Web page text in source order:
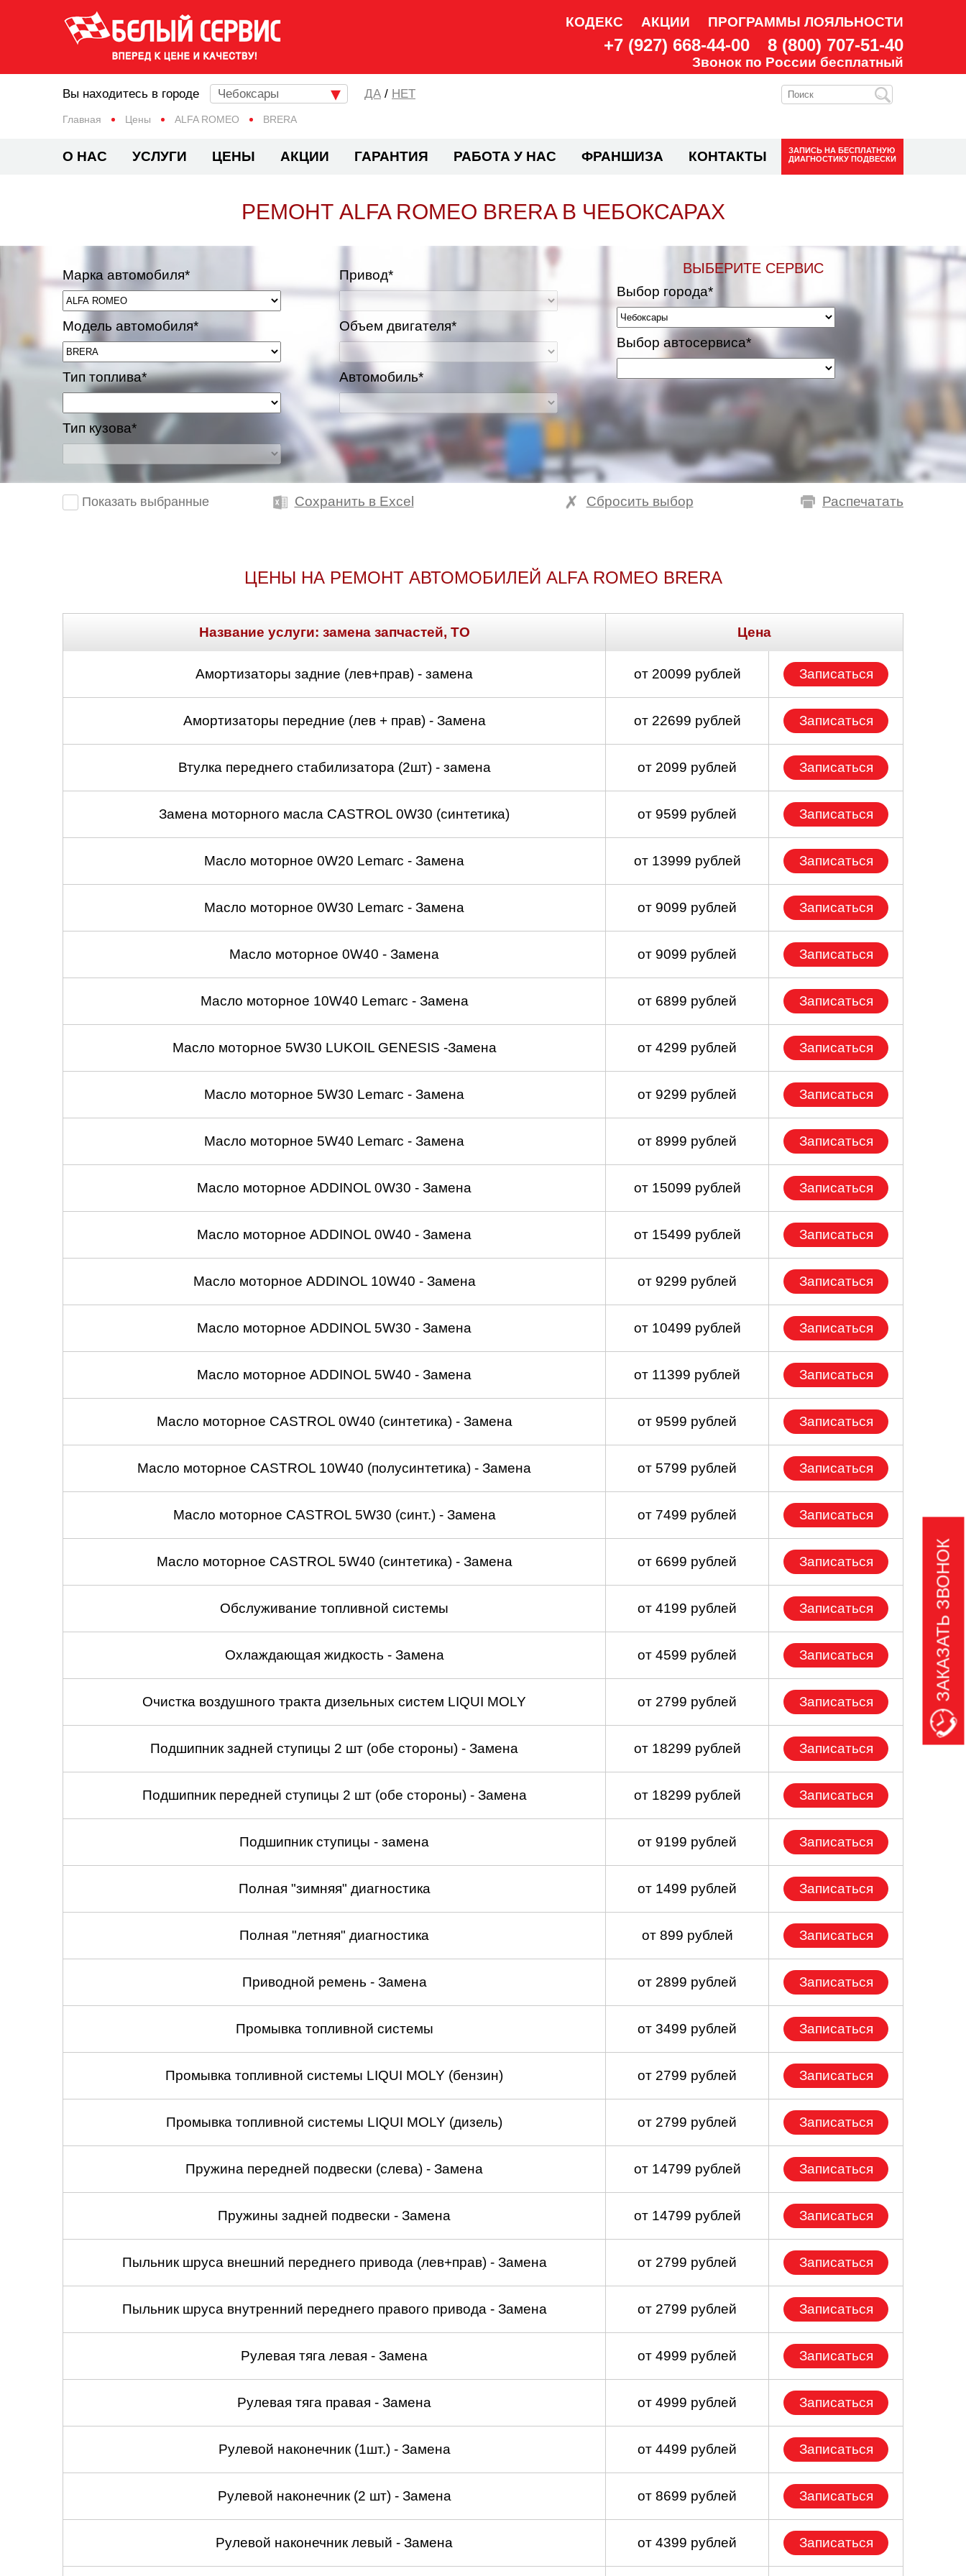
КОДЕКС АКЦИИ ПРОГРАММЫ ЛОЯЛЬНОСТИ
+7 (927) 668-44-00 8 (800) 707-51-40
Звонок по России бесплатный
Главная Цены ALFA ROMEO BRERA
Вы находитесь в городе Чебоксары / НЕТ
О НАС УСЛУГИ ЦЕНЫ АКЦИИ ГАРАНТИЯ РАБОТА У НАС ФРАНШИЗА КОНТАКТЫ ЗАПИСЬ НА БЕСПЛАТНУЮ
ДИАГНОСТИКУ ПОДВЕСКИ
РЕМОНТ ALFA ROMEO BRERA В ЧЕБОКСАРАХ
Марка автомобиля*
Модель автомобиля*
Тип топлива*
Тип кузова*
Привод*
Объем двигателя*
Автомобиль*
ВЫБЕРИТЕ СЕРВИС
Выбор города*
Выбор автосервиса*
Показать выбранные Сохранить в Excel Распечатать
Сбросить выбор
ЦЕНЫ НА РЕМОНТ АВТОМОБИЛЕЙ ALFA ROMEO BRERA
Название услуги: замена запчастей, ТО Цена
Амортизаторы задние (лев+прав) - замена от 20099 рублей Записаться
Амортизаторы передние (лев + прав) - Замена от 22699 рублей Записаться
Втулка переднего стабилизатора (2шт) - замена от 2099 рублей Записаться
Замена моторного масла CASTROL 0W30 (синтетика) от 9599 рублей Записаться
Масло моторное 0W20 Lemarc - Замена от 13999 рублей Записаться
Масло моторное 0W30 Lemarc - Замена от 9099 рублей Записаться
Масло моторное 0W40 - Замена от 9099 рублей Записаться
Масло моторное 10W40 Lemarc - Замена от 6899 рублей Записаться
Масло моторное 5W30 LUKOIL GENESIS -Замена от 4299 рублей Записаться
Масло моторное 5W30 Lemarc - Замена от 9299 рублей Записаться
Масло моторное 5W40 Lemarc - Замена от 8999 рублей Записаться
Масло моторное ADDINOL 0W30 - Замена от 15099 рублей Записаться
Масло моторное ADDINOL 0W40 - Замена от 15499 рублей Записаться
Масло моторное ADDINOL 10W40 - Замена от 9299 рублей Записаться
Масло моторное ADDINOL 5W30 - Замена от 10499 рублей Записаться
Масло моторное ADDINOL 5W40 - Замена от 11399 рублей Записаться
Масло моторное CASTROL 0W40 (синтетика) - Замена от 9599 рублей Записаться
Масло моторное CASTROL 10W40 (полусинтетика) - Замена от 5799 рублей Записаться
Масло моторное CASTROL 5W30 (синт.) - Замена от 7499 рублей Записаться
Масло моторное CASTROL 5W40 (синтетика) - Замена от 6699 рублей Записаться
Обслуживание топливной системы от 4199 рублей Записаться
Охлаждающая жидкость - Замена от 4599 рублей Записаться
Очистка воздушного тракта дизельных систем LIQUI MOLY от 2799 рублей Записаться
Подшипник задней ступицы 2 шт (обе стороны) - Замена от 18299 рублей Записаться
Подшипник передней ступицы 2 шт (обе стороны) - Замена от 18299 рублей Записаться
Подшипник ступицы - замена от 9199 рублей Записаться
Полная "зимняя" диагностика от 1499 рублей Записаться
Полная "летняя" диагностика от 899 рублей Записаться
Приводной ремень - Замена от 2899 рублей Записаться
Промывка топливной системы от 3499 рублей Записаться
Промывка топливной системы LIQUI MOLY (бензин) от 2799 рублей Записаться
Промывка топливной системы LIQUI MOLY (дизель) от 2799 рублей Записаться
Пружина передней подвески (слева) - Замена от 14799 рублей Записаться
Пружины задней подвески - Замена от 14799 рублей Записаться
Пыльник шруса внешний переднего привода (лев+прав) - Замена от 2799 рублей Записаться
Пыльник шруса внутренний переднего правого привода - Замена от 2799 рублей Записаться
Рулевая тяга левая - Замена от 4999 рублей Записаться
Рулевая тяга правая - Замена от 4999 рублей Записаться
Рулевой наконечник (1шт.) - Замена от 4499 рублей Записаться
Рулевой наконечник (2 шт) - Замена от 8699 рублей Записаться
Рулевой наконечник левый - Замена от 4399 рублей Записаться
ЗАКАЗАТЬ ЗВОНОК